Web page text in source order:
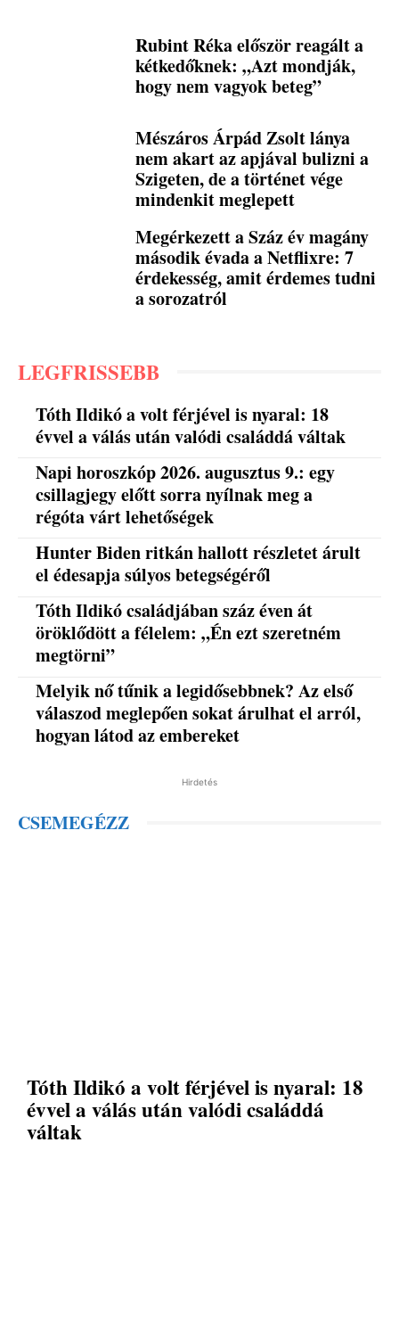
Rubint Réka először reagált a
kétkedőknek: „Azt mondják,
hogy nem vagyok beteg”
Mészáros Árpád Zsolt lánya
nem akart az apjával bulizni a
Szigeten, de a történet vége
mindenkit meglepett
Megérkezett a Száz év magány
második évada a Netflixre: 7
érdekesség, amit érdemes tudni
a sorozatról
LEGFRISSEBB
Tóth Ildikó a volt férjével is nyaral: 18
évvel a válás után valódi családdá váltak
Napi horoszkóp 2026. augusztus 9.: egy
csillagjegy előtt sorra nyílnak meg a
régóta várt lehetőségek
Hunter Biden ritkán hallott részletet árult
el édesapja súlyos betegségéről
Tóth Ildikó családjában száz éven át
öröklődött a félelem: „Én ezt szeretném
megtörni”
Melyik nő tűnik a legidősebbnek? Az első
válaszod meglepően sokat árulhat el arról,
hogyan látod az embereket
Hirdetés
CSEMEGÉZZ
Tóth Ildikó a volt férjével is nyaral: 18
évvel a válás után valódi családdá
váltak